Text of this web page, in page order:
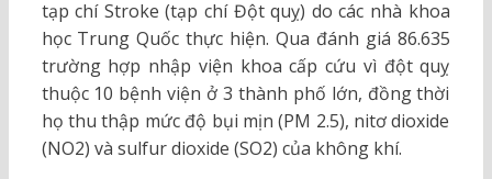
tạp chí Stroke (tạp chí Đột quỵ) do các nhà khoa
học Trung Quốc thực hiện. Qua đánh giá 86.635
trường hợp nhập viện khoa cấp cứu vì đột quỵ
thuộc 10 bệnh viện ở 3 thành phố lớn, đồng thời
họ thu thập mức độ bụi mịn (PM 2.5), nitơ dioxide
(NO2) và sulfur dioxide (SO2) của không khí.